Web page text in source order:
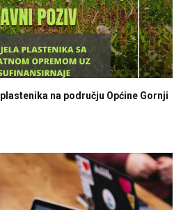
na području Općine Gornji